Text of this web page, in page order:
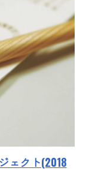
ェクト(2018